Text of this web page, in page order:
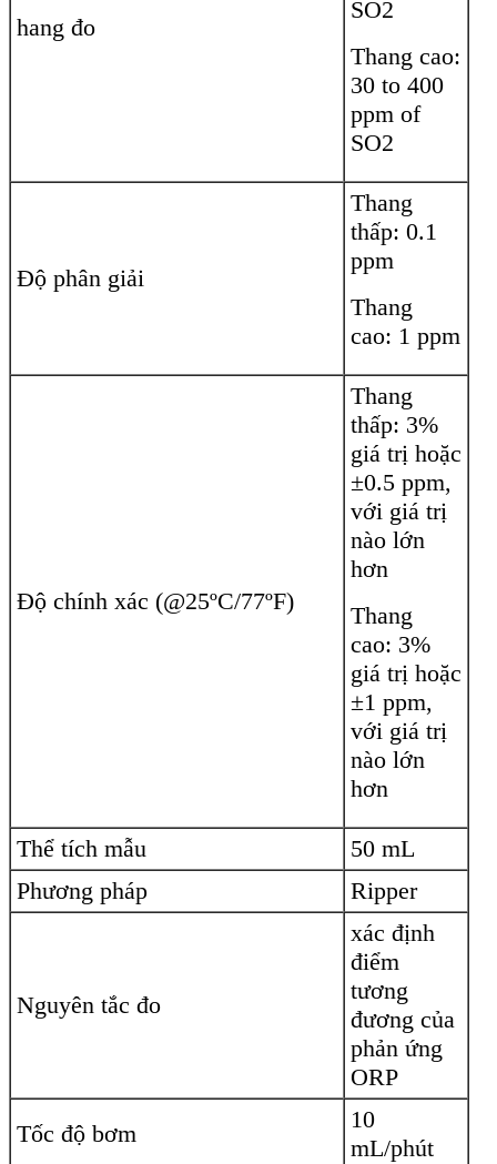
hang đo
SO2
Thang cao:
30 to 400
ppm of
SO2
Độ phân giải
Thang
thấp: 0.1
ppm
Thang
cao: 1 ppm
Độ chính xác (@25ºC/77ºF)
Thang
thấp: 3%
giá trị hoặc
±0.5 ppm,
với giá trị
nào lớn
hơn
Thang
cao: 3%
giá trị hoặc
±1 ppm,
với giá trị
nào lớn
hơn
Thể tích mẫu
50 mL
Phương pháp
Ripper
Nguyên tắc đo
xác định
điểm
tương
đương của
phản ứng
ORP
Tốc độ bơm
10
mL/phút